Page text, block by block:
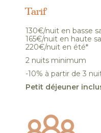
Tarif
130€/nuit en basse
165€/nuit en haute
220€/nuit en été*
2 nuits minimum
-10% à partir de 3
Petit déjeuner